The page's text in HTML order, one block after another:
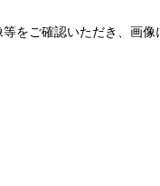
をご確認いただき、画